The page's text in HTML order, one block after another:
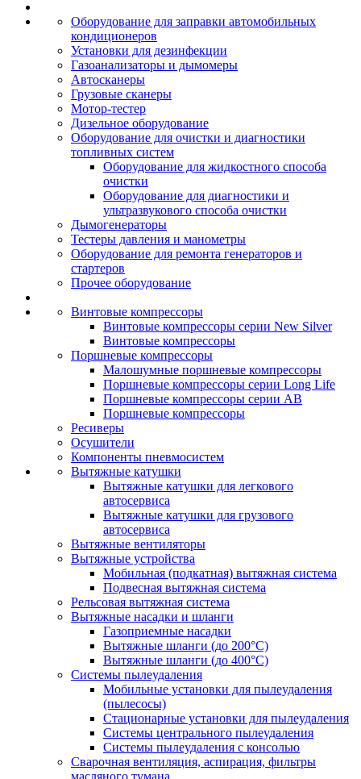
Оборудование для заправки автомобильных
кондиционеров
Установки для дезинфекции
Газоанализаторы и дымомеры
Автосканеры
Грузовые сканеры
Мотор-тестер
Дизельное оборудование
Оборудование для очистки и диагностики
топливных систем
Оборудование для жидкостного способа
очистки
Оборудование для диагностики и
ультразвукового способа очистки
Дымогенераторы
Тестеры давления и манометры
Оборудование для ремонта генераторов и
стартеров
Прочее оборудование
Винтовые компрессоры
Винтовые компрессоры серии New Silver
Винтовые компрессоры
Поршневые компрессоры
Малошумные поршневые компрессоры
Поршневые компрессоры серии Long Life
Поршневые компрессоры серии AB
Поршневые компрессоры
Ресиверы
Осушители
Компоненты пневмосистем
Вытяжные катушки
Вытяжные катушки для легкового
автосервиса
Вытяжные катушки для грузового
автосервиса
Вытяжные вентиляторы
Вытяжные устройства
Мобильная (подкатная) вытяжная система
Подвесная вытяжная система
Рельсовая вытяжная система
Вытяжные насадки и шланги
Газоприемные насадки
Вытяжные шланги (до 200°C)
Вытяжные шланги (до 400°C)
Системы пылеудаления
Мобильные установки для пылеудаления
(пылесосы)
Стационарные установки для пылеудаления
Системы центрального пылеудаления
Системы пылеудаления с консолью
Сварочная вентиляция, аспирация, фильтры
масляного тумана